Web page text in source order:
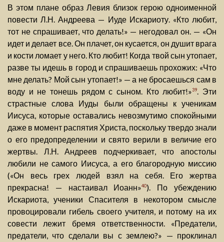
В этом плане образ Левия близок герою одноименной
повести Л.Н. Андреева — Иуде Искариоту. «Кто любит,
тот не спрашивает, что делать!» — негодовал он. — «Он
идет и делает все. Он плачет, он кусается, он душит врага
и кости ломает у него. Кто любит! Когда твой сын утопает,
разве ты идешь в город и спрашиваешь прохожих: «Что
мне делать? Мой сын утопает!» — а не бросаешься сам в
воду и не тонешь рядом с сыном. Кто любит!»39. Эти
страстные слова Иуды были обращены к ученикам
Иисуса, которые оставались невозмутимо спокойными
даже в момент распятия Христа, поскольку твердо знали
о его предопределении и свято верили в величие его
жертвы. Л.Н. Андреев подчеркивает, что апостолы
любили не самого Иисуса, а его благородную миссию
(«Он весь грех людей взял на себя. Его жертва
прекрасна! — настаивал Иоанн»40). По убеждению
Искариота, ученики Спасителя в некотором смысле
провоцировали гибель своего учителя, и потому на их
совести лежит бремя ответственности. «Предатели,
предатели, что сделали вы с землею?» — проклинал